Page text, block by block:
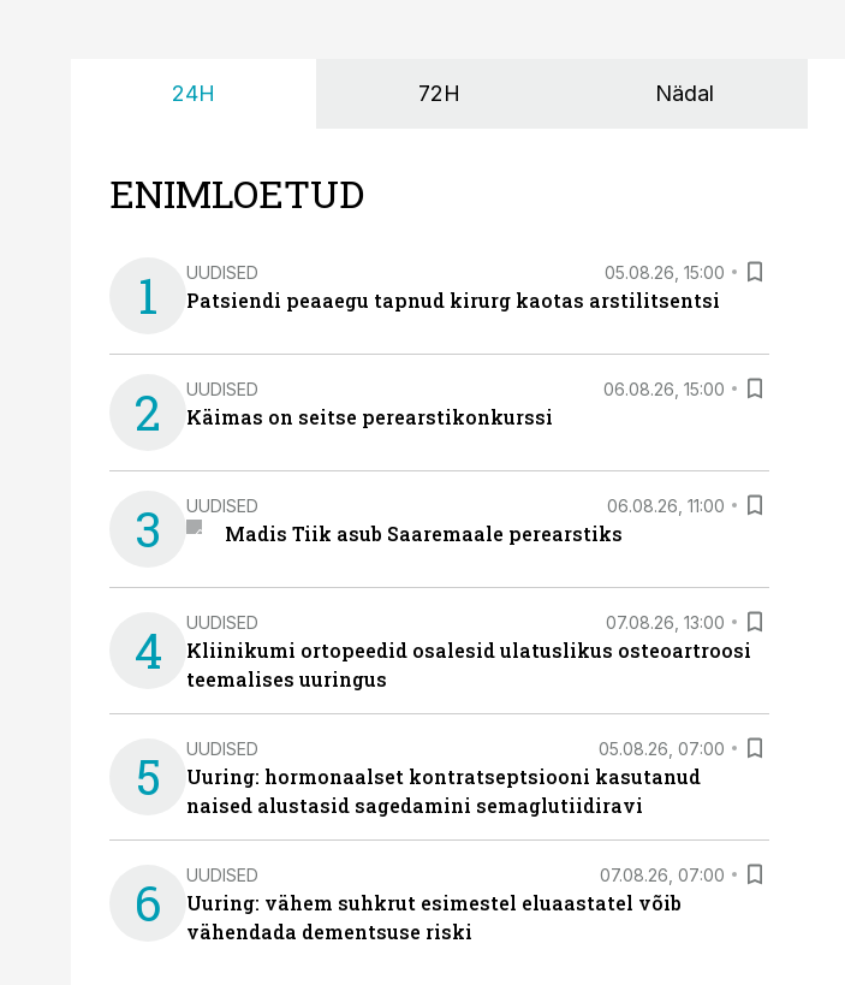
24H 72H Nädal
ENIMLOETUD
1 UUDISED 05.08.26, 15:00
Patsiendi peaaegu tapnud kirurg kaotas arstilitsentsi
2 UUDISED 06.08.26, 15:00
Käimas on seitse perearstikonkurssi
3 UUDISED 06.08.26, 11:00
Madis Tiik asub Saaremaale perearstiks
4 UUDISED 07.08.26, 13:00
Kliinikumi ortopeedid osalesid ulatuslikus osteoartroosi
teemalises uuringus
5 UUDISED 05.08.26, 07:00
Uuring: hormonaalset kontratseptsiooni kasutanud
naised alustasid sagedamini semaglutiidiravi
6 UUDISED 07.08.26, 07:00
Uuring: vähem suhkrut esimestel eluaastatel võib
vähendada dementsuse riski